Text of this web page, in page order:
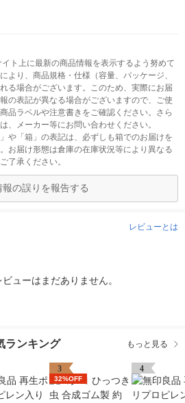
ト上に最新の商品情報を表示するよう努めて
より、商品規格・仕様（容量、パッケージ、
る場合がございます。このため、実際にお届
の表記が異なる場合がございますので、ご使
品ラベルや注意書きをご確認ください。さら
、メーカー等にお問い合わせください。
や「箱」の表記は、必ずしも箱でのお届けを
お届け形態は倉庫の在庫状況等により異なる
了承ください。
報の誤りを報告する
レビューとは
ューはまだありません。
ランキング もっと見る
3
32%OFF
4